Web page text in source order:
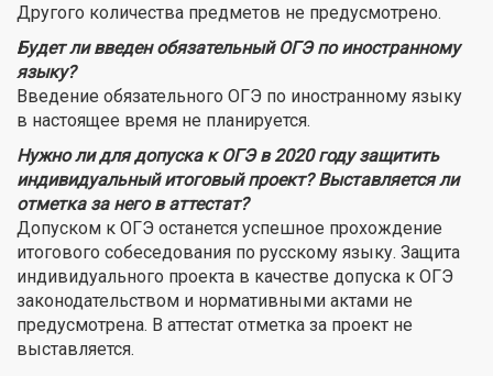
Другого количества предметов не предусмотрено.
Будет ли введен обязательный ОГЭ по иностранному
языку?
Введение обязательного ОГЭ по иностранному языку
в настоящее время не планируется.
Нужно ли для допуска к ОГЭ в 2020 году защитить
индивидуальный итоговый проект? Выставляется ли
отметка за него в аттестат?
Допуском к ОГЭ останется успешное прохождение
итогового собеседования по русскому языку. Защита
индивидуального проекта в качестве допуска к ОГЭ
законодательством и нормативными актами не
предусмотрена. В аттестат отметка за проект не
выставляется.